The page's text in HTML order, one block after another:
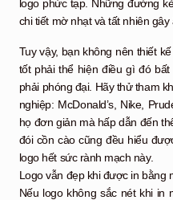
logo phức tạp. Những đường
chi tiết mờ nhạt và tất nhiên
Tuy vậy, bạn không nên thiết
tốt phải thể hiện điều gì đó
phải phóng đại. Hãy thử tham
nghiệp: McDonald’s, Nike,
họ đơn giản mà hấp dẫn đến
đói cồn cào cũng đều hiểu
logo hết sức rành mạch này.
Logo vẫn đẹp khi được in bằng
Nếu logo không sắc nét khi in